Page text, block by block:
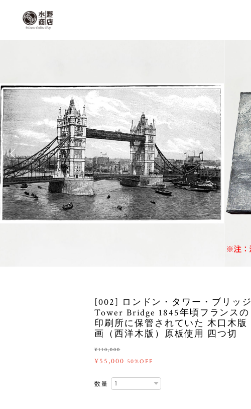
[002] ロンドン・タワー・ブリッジ
Tower Bridge 1845年頃フランスの
印刷所に保管されていた 木口木版
画（西洋木版）原板使用 四つ切
¥110,000
¥55,000 50%OFF
数量